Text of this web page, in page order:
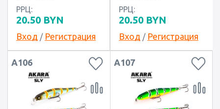
РРЦ:
20.50 BYN
Вход / Регистрация
РРЦ:
20.50 BYN
Вход / Регистрация
A106 A107